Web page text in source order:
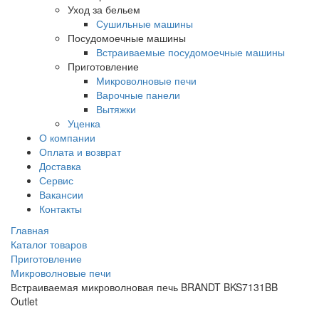
Уход за бельем
Сушильные машины
Посудомоечные машины
Встраиваемые посудомоечные машины
Приготовление
Микроволновые печи
Варочные панели
Вытяжки
Уценка
О компании
Оплата и возврат
Доставка
Сервис
Вакансии
Контакты
Главная
Каталог товаров
Приготовление
Микроволновые печи
Встраиваемая микроволновая печь BRANDT BKS7131BB
Outlet